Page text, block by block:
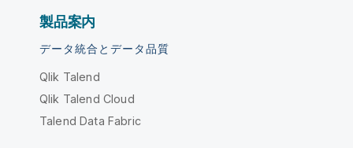
製品案内
データ統合とデータ品質
Qlik Talend
Qlik Talend Cloud
Talend Data Fabric